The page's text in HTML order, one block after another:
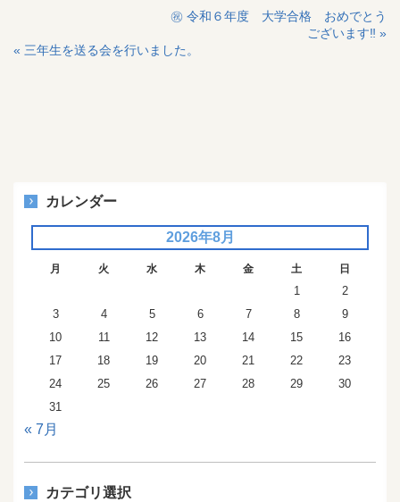
稿
ョ
ン
㊗️ 令和６年度 大学合格 おめでとう
ございます‼️ »
« 三年生を送る会を行いました。
カレンダー
2026年8月
月 火 水 木 金 土 日
1
2
3
4 5 6 7 8
9
10
11 12 13 14 15
16
17
18 19 20 21 22
23
24
25 26 27 28 29
30
31
« 7月
カテゴリ選択